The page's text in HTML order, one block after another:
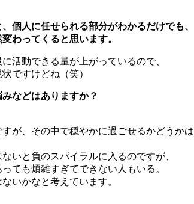
個人に任せられる部分がわかるだけでも、
わってくると思います。
活動できる量が上がっているので、
ですけどね（笑）
などはありますか？
が、その中で穏やかに過ごせるかどうかは
いと負のスパイラルに入るのですが、
ても煩雑すぎてできない人もいる。
いかなと考えています。